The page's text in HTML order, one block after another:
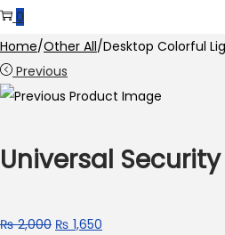
0
Home/Other All/Desktop Colorful
Previous
Universal
₨2,000 ₨ 1,650